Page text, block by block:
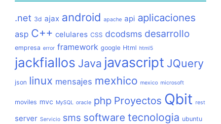
.net 3d ajax android apache api aplicaciones
asp C++ celulares CSS dcodsms desarrollo
empresa error framework google Html html5
jackfiallos Java javascript JQuery
json linux mensajes mexhico mexico microsoft
moviles mvc MySQL oracle php Proyectos Qbit rest
server Servicio sms software tecnologia ubuntu